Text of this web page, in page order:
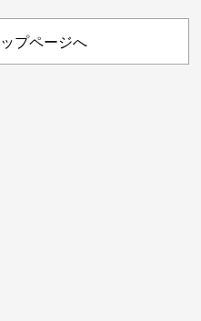
ップページへ